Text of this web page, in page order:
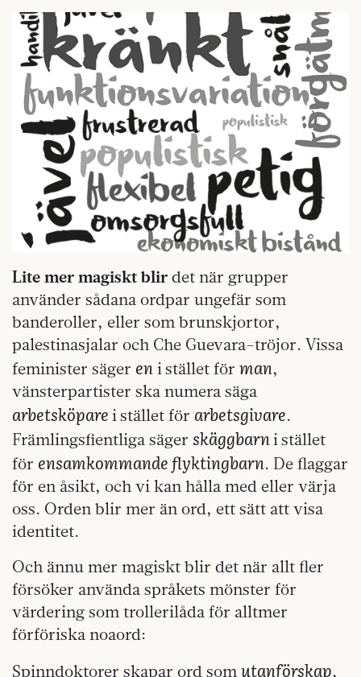
Lite mer magiskt blir det när grupper
använder sådana ordpar ungefär som
banderoller, eller som brunskjortor,
palestinasjalar och Che Guevara-tröjor. Vissa
feminister säger en i stället för man,
vänsterpartister ska numera säga
arbetsköpare i stället för arbetsgivare.
Främlingsfientliga säger skäggbarn i stället
för ensamkommande flyktingbarn. De flaggar
för en åsikt, och vi kan hålla med eller värja
oss. Orden blir mer än ord, ett sätt att visa
identitet.
Och ännu mer magiskt blir det när allt fler
försöker använda språkets mönster för
värdering som trollerilåda för alltmer
förföriska noaord:
Spinndoktorer skapar ord som utanförskap,